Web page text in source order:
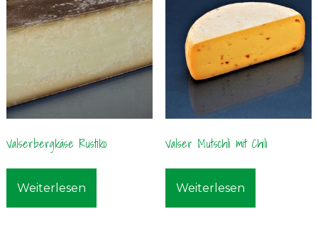
Valserbergkäse Rustiko
Weiterlesen
Valser Mutschli mit Chili
Weiterlesen